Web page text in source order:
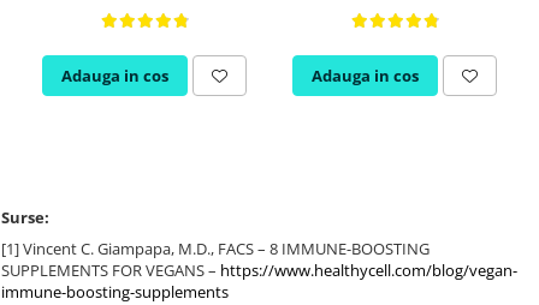
Adauga in cos Adauga in cos
Surse:
[1] Vincent C. Giampapa, M.D., FACS – 8 IMMUNE-BOOSTING
SUPPLEMENTS FOR VEGANS – https://www.healthycell.com/blog/vegan-
immune-boosting-supplements